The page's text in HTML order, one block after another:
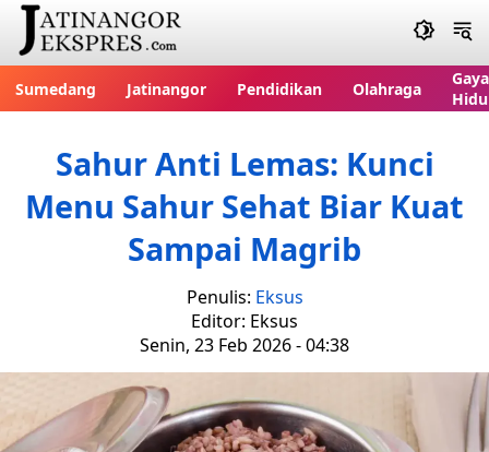
Sumedang Jatinangor Pendidikan Olahraga
Gaya
Sahur Anti Lemas: Kunci
Menu Sahur Sehat Biar Kuat
Sampai Magrib
Penulis: Eksus
Editor: Eksus
Senin, 23 Feb 2026 - 04:38